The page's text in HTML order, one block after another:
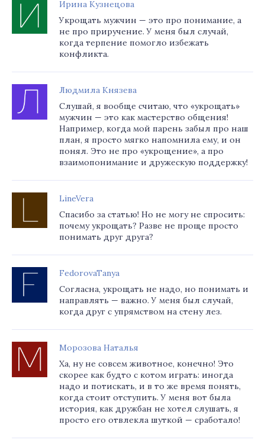
Ирина Кузнецова
Укрощать мужчин — это про понимание, а
не про приручение. У меня был случай,
когда терпение помогло избежать
конфликта.
Людмила Князева
Слушай, я вообще считаю, что «укрощать»
мужчин — это как мастерство общения!
Например, когда мой парень забыл про наш
план, я просто мягко напомнила ему, и он
понял. Это не про «укрощение», а про
взаимопонимание и дружескую поддержку!
LineVera
Спасибо за статью! Но не могу не спросить:
почему укрощать? Разве не проще просто
понимать друг друга?
FedorovaTanya
Согласна, укрощать не надо, но понимать и
направлять — важно. У меня был случай,
когда друг с упрямством на стену лез.
Морозова Наталья
Ха, ну не совсем животное, конечно! Это
скорее как будто с котом играть: иногда
надо и потискать, и в то же время понять,
когда стоит отступить. У меня вот была
история, как дружбан не хотел слушать, я
просто его отвлекла шуткой — сработало!